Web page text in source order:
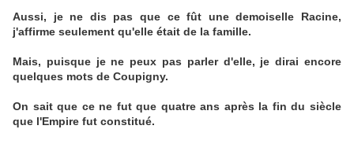
Aussi, je ne dis pas que ce fût une demoiselle Racine,
j'affirme seulement qu'elle était de la famille.
Mais, puisque je ne peux pas parler d'elle, je dirai encore
quelques mots de Coupigny.
On sait que ce ne fut que quatre ans après la fin du siècle
que l'Empire fut constitué.